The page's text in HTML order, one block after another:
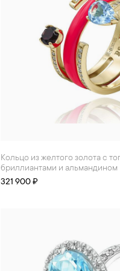
Кольцо из желтого золота с топазом,
бриллиантами и альмандином
321 900 ₽